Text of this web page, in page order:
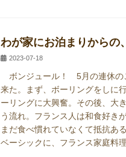
わが家にお泊まりからの
2023-07-18
ボンジュール！ 5月の連休の
来た。まず、ボーリングをしに
ーリングに大興奮。その後、大
う流れ。フランス人は和食好き
まだ食べ慣れていなくて抵抗あ
ベーシックに、フランス家庭料理